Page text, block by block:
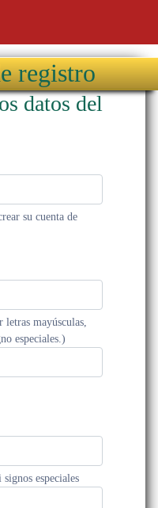
registro
datos del
su cuenta de
mayúsculas,
especiales.)
especiales